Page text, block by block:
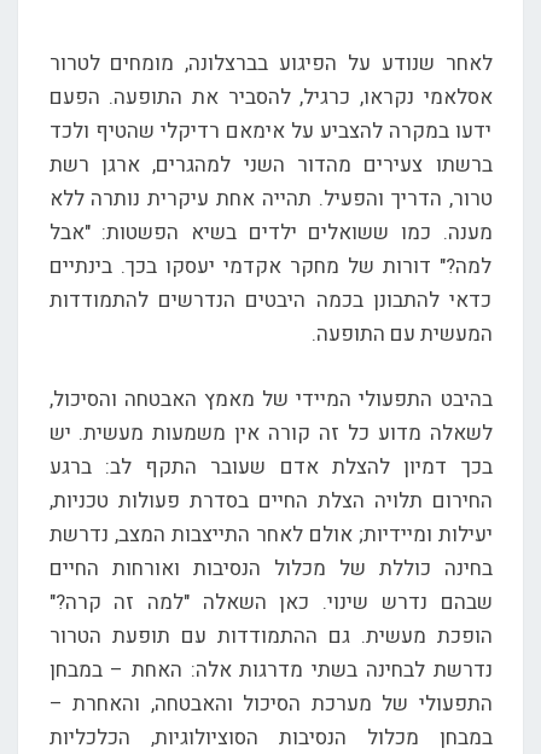
לאחר שנודע על הפיגוע בברצלונה, מומחים לטרור
אסלאמי נקראו, כרגיל, להסביר את התופעה. הפעם
ידעו במקרה להצביע על אימאם רדיקלי שהטיף ולכד
ברשתו צעירים מהדור השני למהגרים, ארגן רשת
טרור, הדריך והפעיל. תהייה אחת עיקרית נותרה ללא
מענה. כמו ששואלים ילדים בשיא הפשטות: "אבל
למה?" דורות של מחקר אקדמי יעסקו בכך. בינתיים
כדאי להתבונן בכמה היבטים הנדרשים להתמודדות
המעשית עם התופעה.
בהיבט התפעולי המיידי של מאמץ האבטחה והסיכול,
לשאלה מדוע כל זה קורה אין משמעות מעשית. יש
בכך דמיון להצלת אדם שעובר התקף לב: ברגע
החירום תלויה הצלת החיים בסדרת פעולות טכניות,
יעילות ומיידיות; אולם לאחר התייצבות המצב, נדרשת
בחינה כוללת של מכלול הנסיבות ואורחות החיים
שבהם נדרש שינוי. כאן השאלה "למה זה קרה?"
הופכת מעשית. גם ההתמודדות עם תופעת הטרור
נדרשת לבחינה בשתי מדרגות אלה: האחת – במבחן
התפעולי של מערכת הסיכול והאבטחה, והאחרת –
במבחן מכלול הנסיבות הסוציולוגיות, הכלכליות